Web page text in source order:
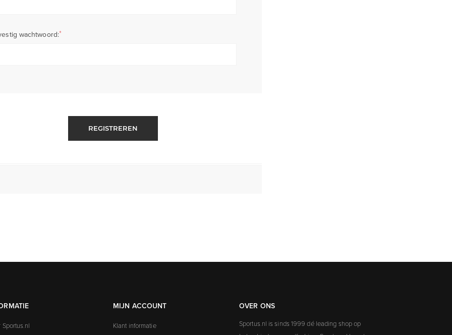
wachtwoord:*
REGISTREREN
Sportus.nl
MIJN ACCOUNT
Klant informatie
OVER ONS
Sportus.nl is sinds 1999 dé leading shop op